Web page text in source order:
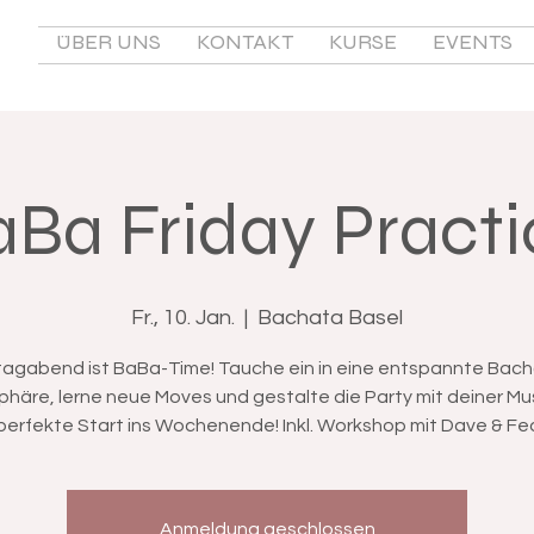
ÜBER UNS KONTAKT KURSE EVENTS
Friday
Fr., 10. Jan.
  |
Bachata Basel
ist BaBa-Time! Tauche ein in eine entspannte
lerne neue Moves und gestalte die Party mit deiner
Start ins Wochenende! Inkl. Workshop mit Dave &
Anmeldung geschlossen